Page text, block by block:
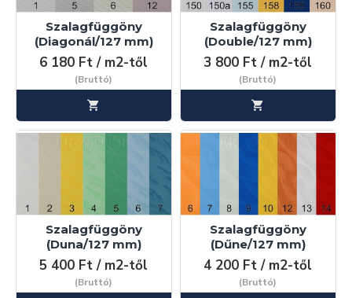
Szalagfüggöny
(Diagonál/127 mm)
6 180 Ft / m2-től
(Bruttó)
Szalagfüggöny
(Double/127 mm)
3 800 Ft / m2-től
(Bruttó)
Szalagfüggöny
(Duna/127 mm)
5 400 Ft / m2-től
(Bruttó)
Szalagfüggöny
(Dűne/127 mm)
4 200 Ft / m2-től
(Bruttó)